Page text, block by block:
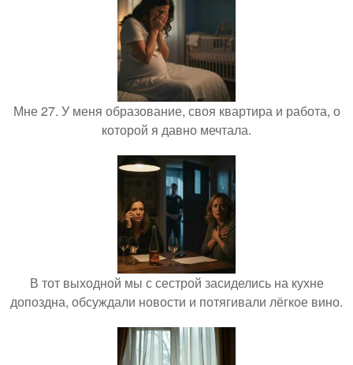
Мне 27. У меня образование, своя квартира и работа, о
которой я давно мечтала.
В тот выходной мы с сестрой засиделись на кухне
допоздна, обсуждали новости и потягивали лёгкое вино.